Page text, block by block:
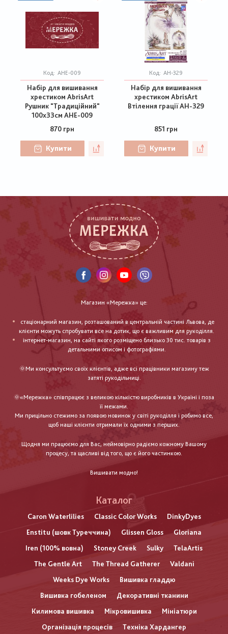
Код: AHE-009
Набір для вишивання
хрестиком AbrisArt
Рушник "Традиційний"
100х33см AHE-009
870 грн
Купити
Код: АН-329
Набір для вишивання
хрестиком AbrisArt
Втілення грації АН-329
851 грн
Купити
Магазин «Мережка» це:
стаціонарний магазин, розташований в центральній частині Львова, де
клієнти можуть спробувати все на дотик, що є важливим для рукоділля.
інтернет-магазин, на сайті якого розміщено близько 30 тис. товарів з
детальними описом і фотографіями.
🌞Ми консультуємо своїх клієнтів, адже всі працівники магазину теж
затяті рукодільниці.
🌞«Мережка» співпрацює з великою кількістю виробників в Україні і поза
її межами.
Ми прицільно стежимо за появою новинок у світі рукоділля і робимо все,
щоб наші клієнти отримали їх одними з перших.
Щодня ми працюємо для Вас, неймовірно радіємо кожному Вашому
процесу, та щасливі від того, що є його частинкою.
Вишивати модно!
Каталог
Caron Waterlilies Classic Color Works
DinkyDyes
Enstitu (шовк Туреччина)
Glissen Gloss
Gloriana
Iren (100% вовна)
Stoney Creek Sulky
TelaArtis
The Gentle Art
The Thread Gatherer
Valdani
Weeks Dye Works
Вишивка гладдю
Вишивка гобеленом
Декоративні тканини
Килимова вишивка
Мікровишивка
Мініатюри
Організація процесів
Техніка Хардангер